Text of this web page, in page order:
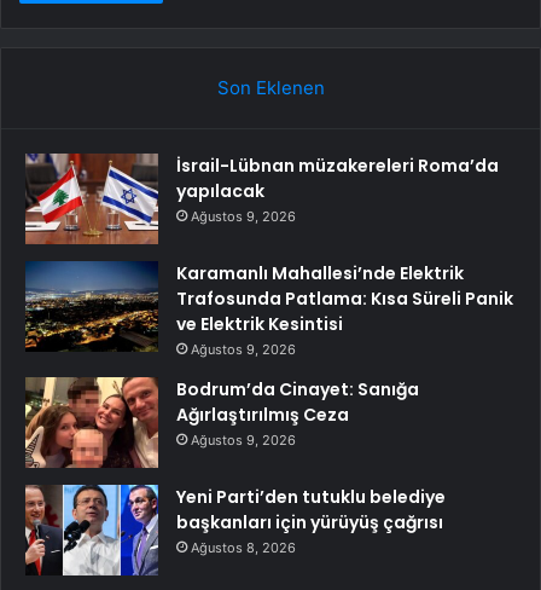
Son Eklenen
İsrail-Lübnan müzakereleri Roma’da
yapılacak
Ağustos 9, 2026
Karamanlı Mahallesi’nde Elektrik
Trafosunda Patlama: Kısa Süreli Panik
ve Elektrik Kesintisi
Ağustos 9, 2026
Bodrum’da Cinayet: Sanığa
Ağırlaştırılmış Ceza
Ağustos 9, 2026
Yeni Parti’den tutuklu belediye
başkanları için yürüyüş çağrısı
Ağustos 8, 2026